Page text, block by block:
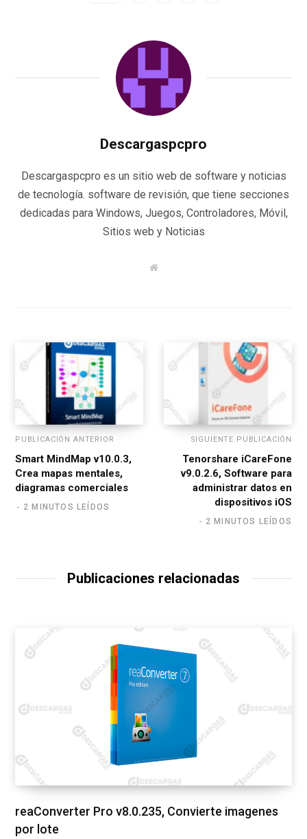
Descargaspcpro
Descargaspcpro es un sitio web de software y noticias
de tecnología. software de revisión, que tiene secciones
dedicadas para Windows, Juegos, Controladores, Móvil,
Sitios web y Noticias
W
PUBLICACIÓN ANTERIOR
Smart MindMap v10.0.3,
Crea mapas mentales,
diagramas comerciales
2 MINUTOS LEÍDOS
SIGUIENTE PUBLICACIÓN
Tenorshare iCareFone
v9.0.2.6, Software para
administrar datos en
dispositivos iOS
2 MINUTOS LEÍDOS
Publicaciones relacionadas
reaConverter Pro v8.0.235, Convierte imagenes
por lote